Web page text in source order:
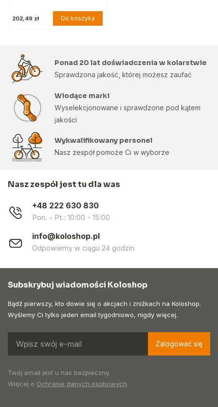
202,49 zł Do koszyka
Ponad 20 lat doświadczenia w kolarstwie
Sprawdzona jakość, której możesz zaufać
Wiodące marki
Wyselekcjonowane i sprawdzone pod kątem
jakości
Wykwalifikowany personel
Nasz zespół pomoże Ci w wyborze
Nasz zespół jest tu dla was
+48 222 630 830
Pon. - Pt.: 10:00 - 15:00
info@koloshop.pl
Odpowiemy w ciągu 24 godzin
Subskrybuj wiadomości Koloshop
Bądź pierwszy, kto dowie się o akcjach i zniżkach na Koloshop.
Wyślemy Ci tylko jeden email tygodniowo, nigdy więcej.
Zalogować się
Twój email jest u nas bezpieczny.
Więcej o Ochranie danych osobowych.